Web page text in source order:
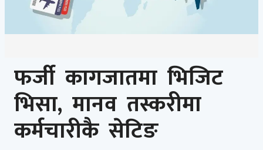
फर्जी कागजातमा भिजिट
भिसा, मानव तस्करीमा
कर्मचारीकै सेटिङ